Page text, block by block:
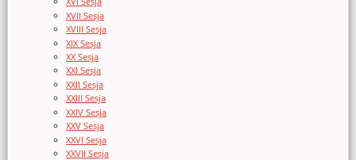
XVII Sesja
XVIII Sesja
XIX Sesja
XX Sesja
XXI Sesja
XXII Sesja
XXIII Sesja
XXIV Sesja
XXV Sesja
XXVI Sesja
XXVII Sesja